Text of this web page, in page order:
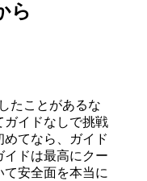
ら
たことがあるな
ガイドなしで挑戦
てなら、ガイド
イドは最高にクー
安全面を本当に